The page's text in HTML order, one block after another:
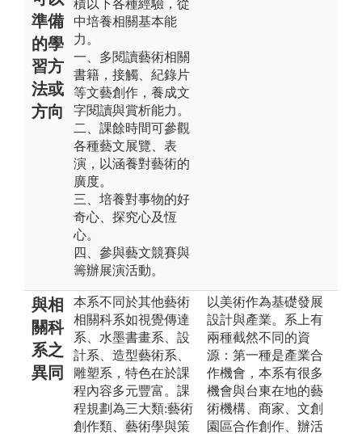
準備
的學
習方
法或
方向
積以下各種經驗，從
中培養相關基本能
力。
一、多閱讀藝術相關
書籍，接觸、紀錄片
等文藝創作，養成文
字閱讀與賞析能力。
二、課餘時間可參觀
各種藝文展覽、表
演，以涵養對藝術的
廣度。
三、培養對事物的好
奇心、探究心及恆
心。
四、參與藝文競賽與
籌辦展演活動。
與相
關科
系之
異同
本系不同於其他藝術
相關科系如視覺傳達
系、水墨書畫系、設
計系、造型藝術系、
雕塑系，特色在於課
程內容多元豐富。課
程規劃為三大類:藝術
創作類、藝術學與策
以美術作為基礎發展
設計與產業。系上有
兩種截然不同的資
源：第一種是產業合
作機會，本系有很多
機會與台東在地的藝
術機構、商家、文創
園區合作創作、辦活